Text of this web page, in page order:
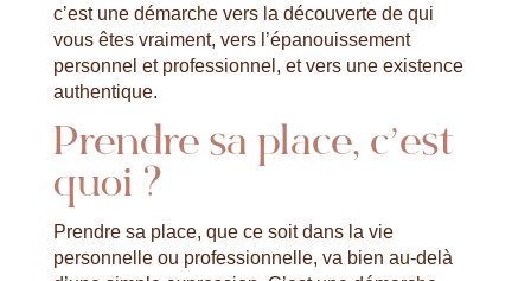
c’est une démarche vers la découverte de qui
vous êtes vraiment, vers l’épanouissement
personnel et professionnel, et vers une existence
authentique.
Prendre sa place, c’est
quoi ?
Prendre sa place, que ce soit dans la vie
personnelle ou professionnelle, va bien au-delà